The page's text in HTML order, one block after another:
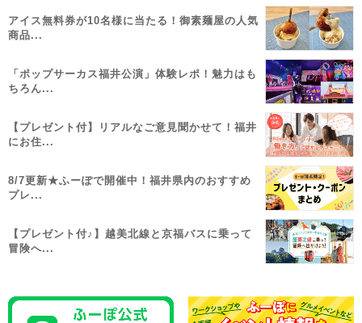
アイス無料券が10名様に当たる！御素麺屋の人気
商品...
「ポップサーカス福井公演」体験レポ！魅力はも
ちろん...
【プレゼント付】リアルなご意見聞かせて！福井
にお住...
8/7更新★ふーぽで開催中！福井県内のおすすめ
プレ...
【プレゼント付♪】越美北線と京福バスに乗って
冒険へ...